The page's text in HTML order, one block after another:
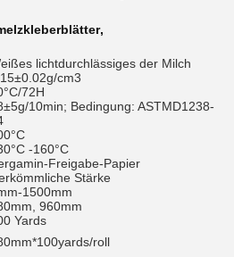
,
lichtdurchlässiges der Milch
cm3
72H
10min; Bedingung: ASTMD1238-
-160°C
Freigabe-Papier
Stärke
1500mm
960mm
Yards
roll